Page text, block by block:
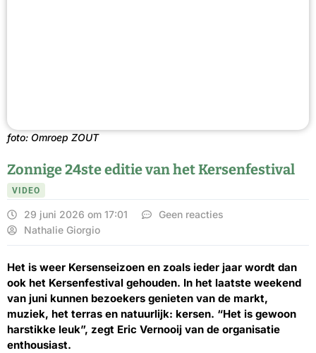
foto: Omroep ZOUT
Zonnige 24ste editie van het Kersenfestival
VIDEO
29 juni 2026 om 17:01
Geen reacties
Nathalie Giorgio
Het is weer Kersenseizoen en zoals ieder jaar wordt dan
ook het Kersenfestival gehouden. In het laatste weekend
van juni kunnen bezoekers genieten van de markt,
muziek, het terras en natuurlijk: kersen. “Het is gewoon
harstikke leuk”, zegt Eric Vernooij van de organisatie
enthousiast.